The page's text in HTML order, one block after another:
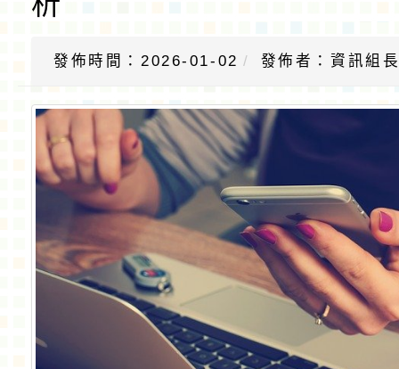
發佈時間：2026-01-02 發佈者：資訊組